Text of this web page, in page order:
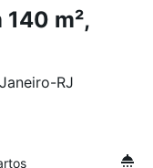
m²,
-RJ